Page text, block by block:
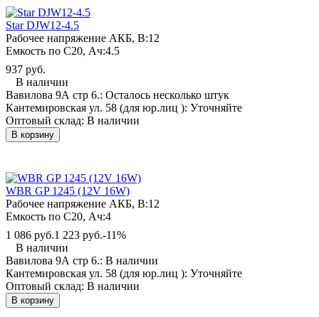
Star DJW12-4.5
Рабочее напряжение АКБ, B:12
Емкость по С20, Ач:4.5
937 руб.
В наличии
Вавилова 9А стр 6.: Осталось несколько штук
Кантемировская ул. 58 (для юр.лиц ): Уточняйте
Оптовый склад: В наличии
В корзину
WBR GP 1245 (12V 16W)
Рабочее напряжение АКБ, B:12
Емкость по С20, Ач:4
1 086 руб.1 223 руб.-11%
В наличии
Вавилова 9А стр 6.: В наличии
Кантемировская ул. 58 (для юр.лиц ): Уточняйте
Оптовый склад: В наличии
В корзину